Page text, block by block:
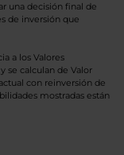
una decisión final de
de inversión que
a los Valores
se calculan de Valor
con reinversión de
mostradas están